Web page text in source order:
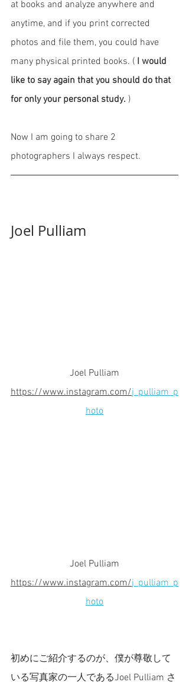
at books and analyze anywhere and
anytime, and if you print corrected
photos and file them, you could have
many physical printed books. ( I would
like to say again that you should do that
for only your personal study. )
Now I am going to share 2
photographers I always respect.
Joel Pulliam
Joel Pulliam
https://www.instagram.com/j_pulliam_p
hoto
Joel Pulliam
https://www.instagram.com/j_pulliam_p
hoto
初めにご紹介するのが、僕が尊敬して
いる写真家の一人であるJoel Pulliam さ